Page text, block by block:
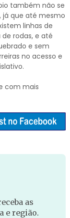
também não se
que até mesmo
linhas de
rodas, e até
e sem
no acesso e
com mais
as
e região.